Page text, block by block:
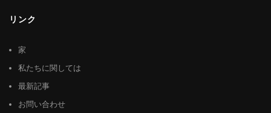
リンク
家
私たちに関しては
最新記事
お問い合わせ